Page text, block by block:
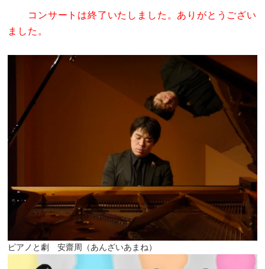
コンサートは終了いたしました。ありがとうござい
ました。
ピアノと劇 安齋周（あんざいあまね）